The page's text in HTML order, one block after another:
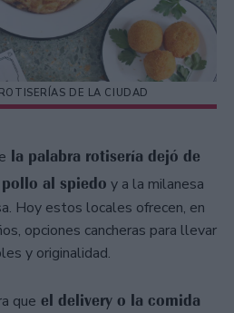
DE LA CIUDAD
la palabra rotisería dejó de
al spiedo y a la milanesa
Hoy estos locales ofrecen, en
opciones cancheras para llevar
y originalidad.
que el delivery o la comida